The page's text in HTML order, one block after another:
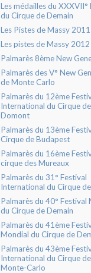
Les médailles du XXXVII°
du Cirque de Demain
Les Pistes de Massy 2011
Les pistes de Massy 2012
Palmarès 8ème New
Palmarès des V° New
de Monte Carlo
Palmarès du 12ème
International du Cirque de
Domont
Palmarès du 13ème
Cirque de Budapest
Palmarès du 16ème
cirque des Mureaux
Palmarès du 31° Festival
International du Cirque
Palmarès du 40° Festival
du Cirque de Demain
Palmarès du 41ème
Mondial du Cirque de
Palmarès du 43ème
International du Cirque de
Monte-Carlo